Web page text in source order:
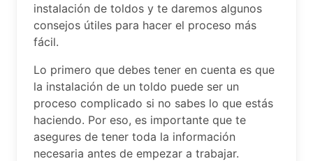
instalación de toldos y te daremos algunos
consejos útiles para hacer el proceso más
fácil.
Lo primero que debes tener en cuenta es que
la instalación de un toldo puede ser un
proceso complicado si no sabes lo que estás
haciendo. Por eso, es importante que te
asegures de tener toda la información
necesaria antes de empezar a trabajar.